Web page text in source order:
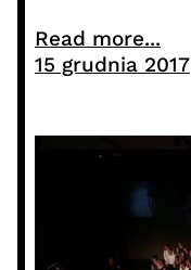
Read more...
15 grudnia 2017